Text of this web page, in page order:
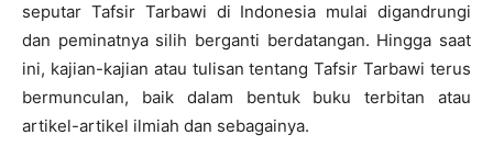
seputar Tafsir Tarbawi di Indonesia mulai digandrungi
dan peminatnya silih berganti berdatangan. Hingga saat
ini, kajian-kajian atau tulisan tentang Tafsir Tarbawi terus
bermunculan, baik dalam bentuk buku terbitan atau
artikel-artikel ilmiah dan sebagainya.